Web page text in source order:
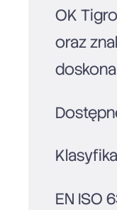
OK
oraz
EN ISO